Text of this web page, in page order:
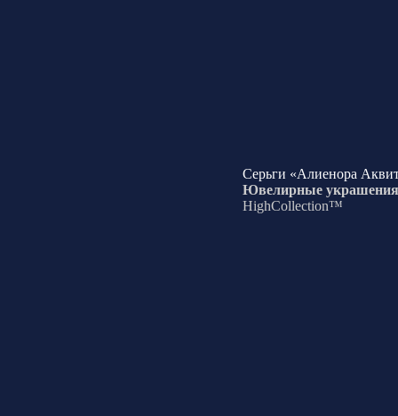
Серьги «Алиенора
Ювелирные украшения
HighCollection™